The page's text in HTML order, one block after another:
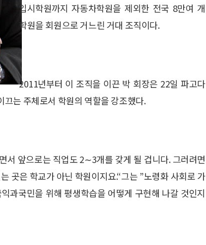
입시학원까지 자동차학원을 제외한 전국 8만여 개
학원을 회원으로 거느린 거대 조직이다.
2011년부터 이 조직을 이끈 박 회장은 22일 파고다
끄는 주체로서 학원의 역할을 강조했다.
서 앞으로는 직업도 2∼3개를 갖게 될 겁니다. 그러려면
곳은 학교가 아닌 학원이지요.“그는 ”노령화 사회로 가
과국민을 위해 평생학습을 어떻게 구현해 나갈 것인지